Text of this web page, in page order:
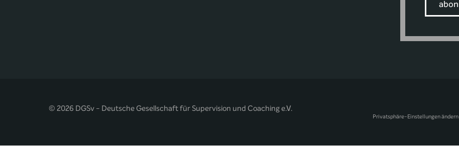
© 2026 DGSv - Deutsche Gesellschaft für Supervision und Coaching e.V.
Privatsphäre-Einstellungen ändern